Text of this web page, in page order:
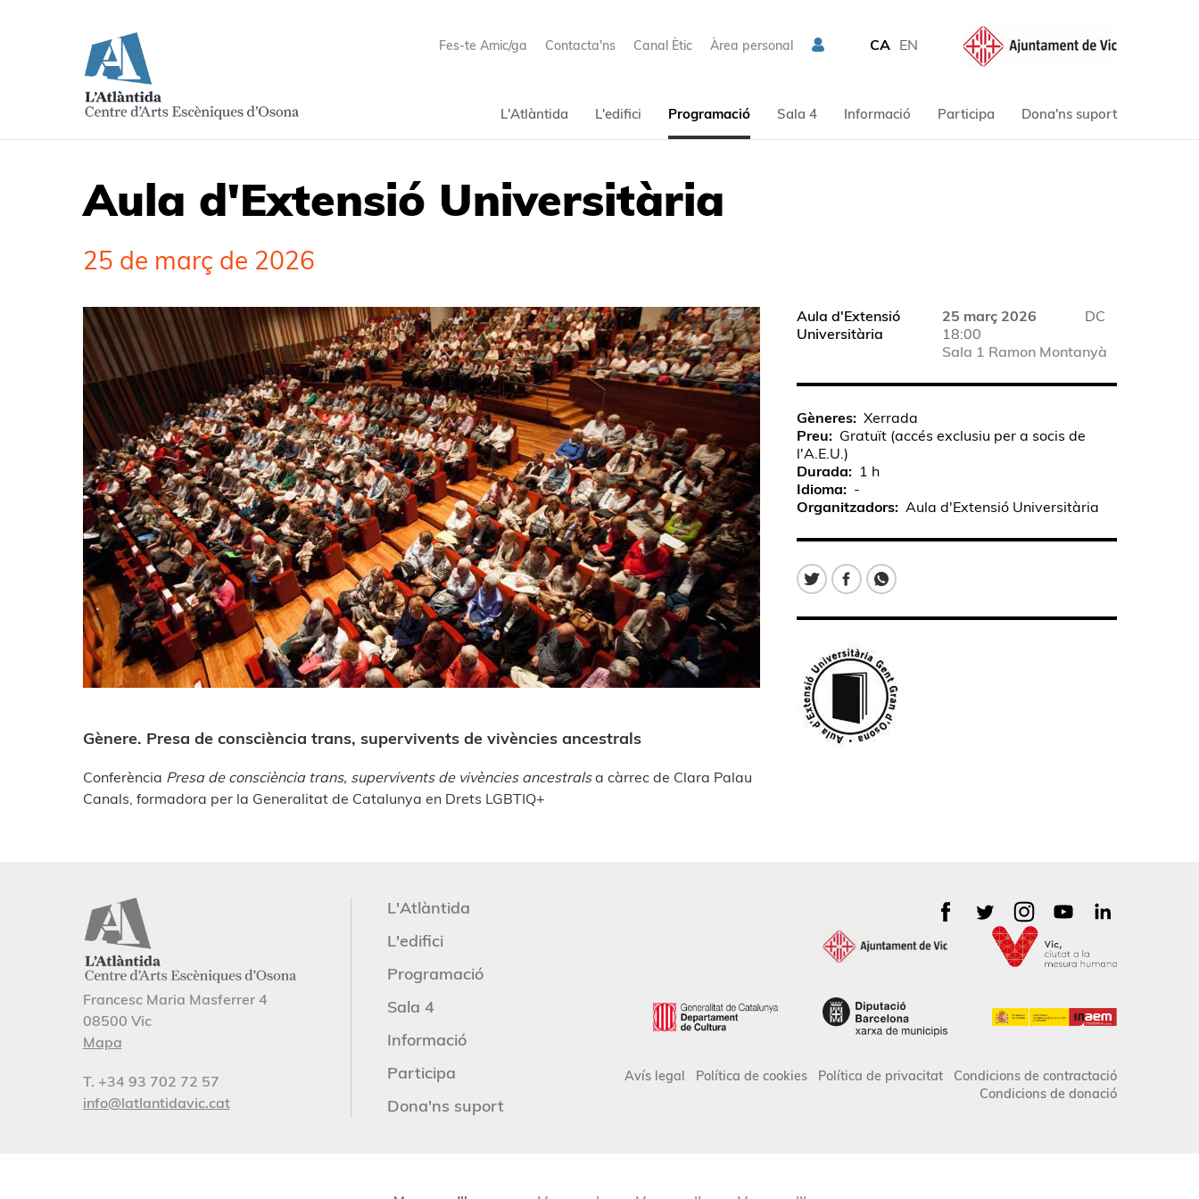
Fes-te Amic/ga Contacta'ns Canal Ètic Àrea personal CA EN
L'Atlàntida L'edifici Programació Sala 4 Informació Participa Dona'ns suport
Aula d'Extensió Universitària
25 de març de 2026
Gènere. Presa de consciència trans, supervivents de vivències ancestrals
Conferència Presa de consciència trans, supervivents de vivències ancestralsa càrrec de Clara Palau
Canals, formadora per la Generalitat de Catalunya en Drets LGBTIQ+
Aula d'Extensió
Universitària
25 març 2026
DC
18:00
Sala 1 Ramon Montanyà
Gèneres
Xerrada
Preu
Gratuït (accés exclusiu per a socis de
l'A.E.U.)
Durada
1 h
Idioma
-
Organitzadors
Aula d'Extensió Universitària
Francesc Maria Masferrer 4
08500 Vic
Mapa
T. +34 93 702 72 57
info@latlantidavic.cat
L'Atlàntida
L'edifici
Programació
Sala 4
Informació
Participa
Dona'ns suport
Avís legal Política de cookies Política de privacitat
Condicions de contractació
Condicions de donació